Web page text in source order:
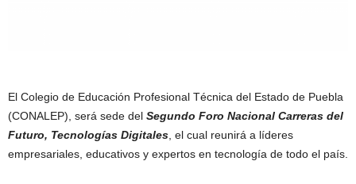
El Colegio de Educación Profesional Técnica del Estado de Puebla
(CONALEP), será sede del Segundo Foro Nacional Carreras del
Futuro, Tecnologías Digitales , el cual reunirá a líderes
empresariales, educativos y expertos en tecnología de todo el país.